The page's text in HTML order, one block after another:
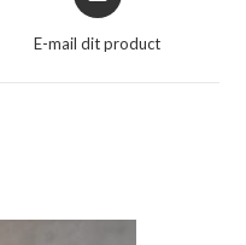
in
nieuw
E-mail dit product